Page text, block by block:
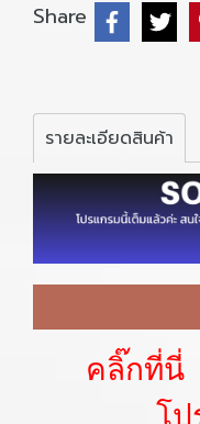
Share
รายละเอียดสินค้า
คลิ๊กที่นี่
โป